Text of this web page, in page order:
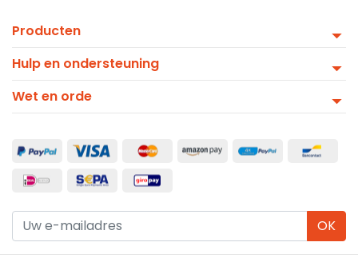
Producten
Hulp en ondersteuning
Wet en orde
OK